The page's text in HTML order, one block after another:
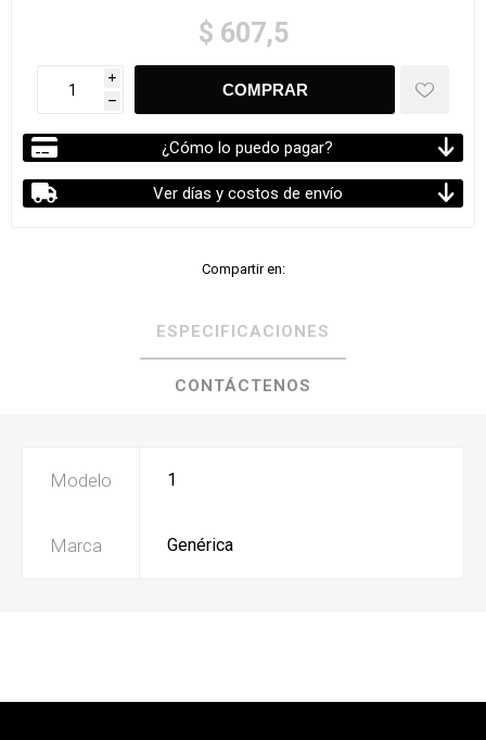
$ 607,5
i
h
¿Cómo lo puedo pagar?
Ver días y costos de envío
Compartir en:
ESPECIFICACIONES
CONTÁCTENOS
Modelo 1
Marca Genérica